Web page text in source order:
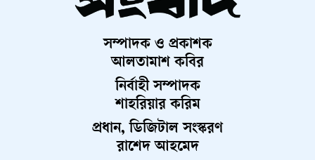
সম্পাদক ও প্রকাশক
আলতামাশ কবির
নির্বাহী সম্পাদক
শাহরিয়ার করিম
প্রধান, ডিজিটাল সংস্করণ
রাশেদ আহমেদ